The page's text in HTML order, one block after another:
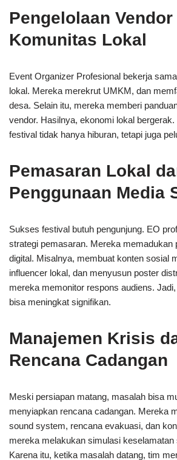
Pengelolaan Vendor
Komunitas Lokal
Event Organizer Profesional bekerja
lokal. Mereka merekrut UMKM, dan
desa. Selain itu, mereka memberi
vendor. Hasilnya, ekonomi lokal
festival tidak hanya hiburan, tetapi juga
Pemasaran Lokal
Penggunaan Media
Sukses festival butuh pengunjung. EO
strategi pemasaran. Mereka memadukan
digital. Misalnya, membuat konten sosial
influencer lokal, dan menyusun poster
mereka memonitor respons audiens.
bisa meningkat signifikan.
Manajemen Krisis
Rencana Cadangan
Meski persiapan matang, masalah bisa
menyiapkan rencana cadangan. Mereka
sound system, rencana evakuasi, dan
mereka melakukan simulasi keselamatan
Karena itu, ketika masalah datang, tim